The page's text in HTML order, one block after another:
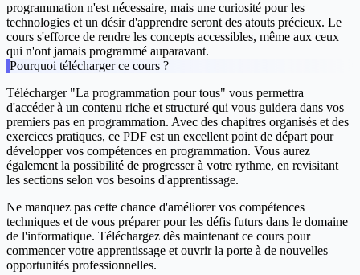
programmation n'est nécessaire, mais une curiosité pour les
technologies et un désir d'apprendre seront des atouts précieux. Le
cours s'efforce de rendre les concepts accessibles, même aux ceux
qui n'ont jamais programmé auparavant.
Pourquoi télécharger ce cours ?
Télécharger "La programmation pour tous" vous permettra
d'accéder à un contenu riche et structuré qui vous guidera dans vos
premiers pas en programmation. Avec des chapitres organisés et des
exercices pratiques, ce PDF est un excellent point de départ pour
développer vos compétences en programmation. Vous aurez
également la possibilité de progresser à votre rythme, en revisitant
les sections selon vos besoins d'apprentissage.
Ne manquez pas cette chance d'améliorer vos compétences
techniques et de vous préparer pour les défis futurs dans le domaine
de l'informatique. Téléchargez dès maintenant ce cours pour
commencer votre apprentissage et ouvrir la porte à de nouvelles
opportunités professionnelles.